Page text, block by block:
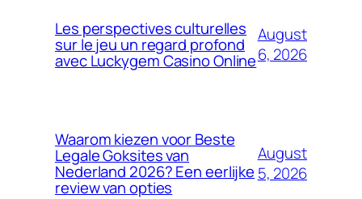
Les perspectives culturelles
sur le jeu un regard profond
avec Luckygem Casino Online
August
6, 2026
Waarom kiezen voor Beste
Legale Goksites van
Nederland 2026? Een eerlijke
review van opties
August
5, 2026